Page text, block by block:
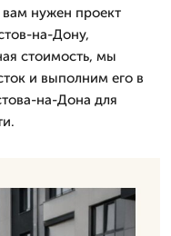
вам нужен проект
на-Дону,
стоимость, мы
и выполним его в
на-Дона для